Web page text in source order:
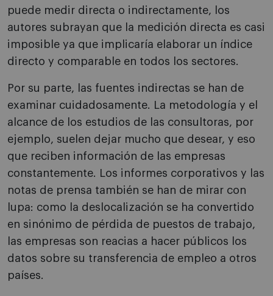
puede medir directa o indirectamente, los
autores subrayan que la medición directa es casi
imposible ya que implicaría elaborar un índice
directo y comparable en todos los sectores.
Por su parte, las fuentes indirectas se han de
examinar cuidadosamente. La metodología y el
alcance de los estudios de las consultoras, por
ejemplo, suelen dejar mucho que desear, y eso
que reciben información de las empresas
constantemente. Los informes corporativos y las
notas de prensa también se han de mirar con
lupa: como la deslocalización se ha convertido
en sinónimo de pérdida de puestos de trabajo,
las empresas son reacias a hacer públicos los
datos sobre su transferencia de empleo a otros
países.